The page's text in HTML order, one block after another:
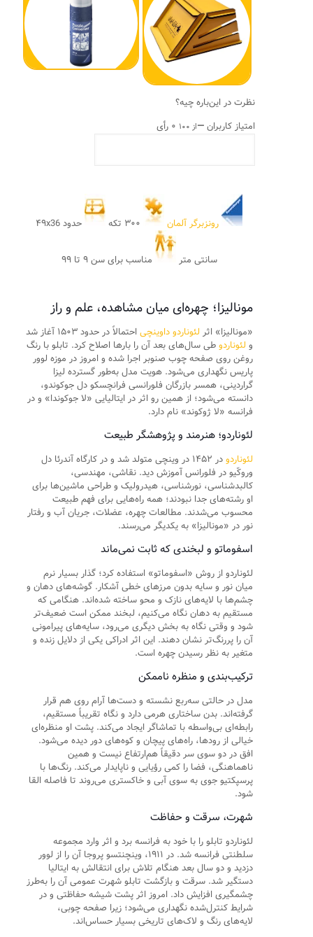
نظرت در این‌باره چیه؟
امتیاز کاربران—از ۱۰۰ ۰ رأی
رونزبرگر آلمان حدود ۴۹x36
سانتی متر مناسب برای سن ۹ تا ۹۹
مونالیزا؛ چهره‌ای میان مشاهده، علم و راز
«مونالیزا» اثر لئوناردو داوینچی
احتمالاً در حدود ۱۵۰۳ آغاز شد
و لئوناردوطی سال‌های بعد آن را بارها اصلاح کرد. تابلو با رنگ
روغن روی صفحه چوب صنوبر اجرا شده و امروز در موزه لوور
پاریس نگهداری می‌شود. هویت مدل به‌طور گسترده لیزا
گراردینی، همسر بازرگان فلورانسی فرانچسکو دل جوکوندو،
دانسته می‌شود؛ از همین رو اثر در ایتالیایی «لا جوکوندا» و در
فرانسه «لا ژوکوند» نام دارد.
لئوناردو؛ هنرمند و پژوهشگر طبیعت
لئوناردو
در ۱۴۵۲ در وینچی متولد شد و در کارگاه آندرئا دل
وروکّیو در فلورانس آموزش دید. نقاشی، مهندسی،
کالبدشناسی، نورشناسی، هیدرولیک و طراحی ماشین‌ها برای
او رشته‌های جدا نبودند؛ همه راه‌هایی برای فهم طبیعت
محسوب می‌شدند. مطالعات چهره، عضلات، جریان آب و رفتار
نور در «مونالیزا» به یکدیگر می‌رسند.
اسفوماتو و لبخندی که ثابت نمی‌ماند
لئوناردو از روش «اسفوماتو» استفاده کرد؛ گذار بسیار نرم
میان نور و سایه بدون مرزهای خطی آشکار. گوشه‌های دهان و
چشم‌ها با لایه‌های نازک و محو ساخته شده‌اند. هنگامی که
مستقیم به دهان نگاه می‌کنیم، لبخند ممکن است ضعیف‌تر
شود و وقتی نگاه به بخش دیگری می‌رود، سایه‌های پیرامونی
آن را پررنگ‌تر نشان دهند. این اثر ادراکی یکی از دلایل زنده و
متغیر به نظر رسیدن چهره است.
ترکیب‌بندی و منظره ناممکن
مدل در حالتی سه‌ربع نشسته و دست‌ها آرام روی هم قرار
گرفته‌اند. بدن ساختاری هرمی دارد و نگاه تقریباً مستقیم،
رابطه‌ای بی‌واسطه با تماشاگر ایجاد می‌کند. پشت او منظره‌ای
خیالی از رودها، راه‌های پیچان و کوه‌های دور دیده می‌شود.
افق در دو سوی سر دقیقاً هم‌ارتفاع نیست و همین
ناهماهنگی، فضا را کمی رؤیایی و ناپایدار می‌کند. رنگ‌ها با
پرسپکتیو جوی به سوی آبی و خاکستری می‌روند تا فاصله القا
شود.
شهرت، سرقت و حفاظت
لئوناردو تابلو را با خود به فرانسه برد و اثر وارد مجموعه
سلطنتی فرانسه شد. در ۱۹۱۱، وینچنتسو پروجا آن را از لوور
دزدید و دو سال بعد هنگام تلاش برای انتقالش به ایتالیا
دستگیر شد. سرقت و بازگشت تابلو شهرت عمومی آن را به‌طرز
چشمگیری افزایش داد. امروز اثر پشت شیشه حفاظتی و در
شرایط کنترل‌شده نگهداری می‌شود؛ زیرا صفحه چوبی،
لایه‌های رنگ و لاک‌های تاریخی بسیار حساس‌اند.